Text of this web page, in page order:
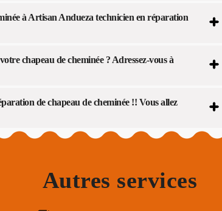
à Artisan Andueza technicien en réparation
chapeau de cheminée ? Adressez-vous à
de chapeau de cheminée !! Vous allez
Autres services